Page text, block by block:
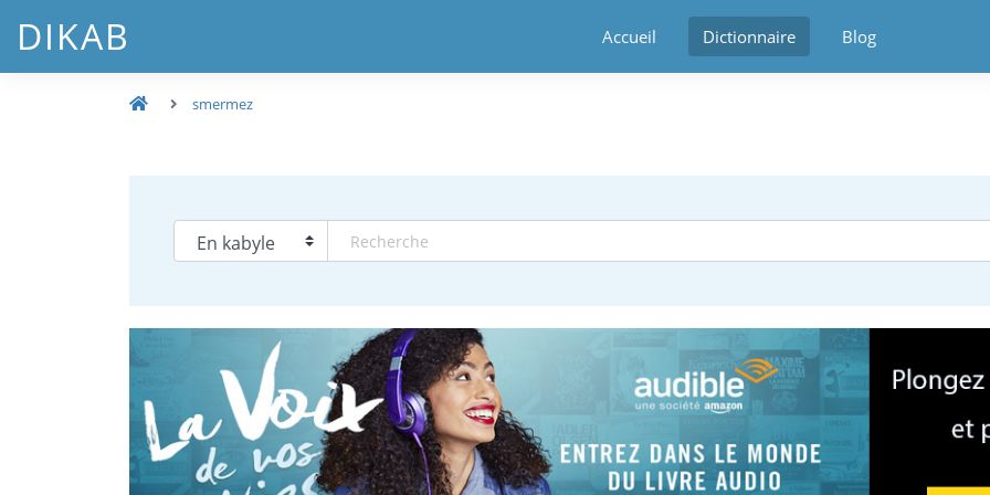
DIKAB Accueil Dictionnaire Blog
smermez